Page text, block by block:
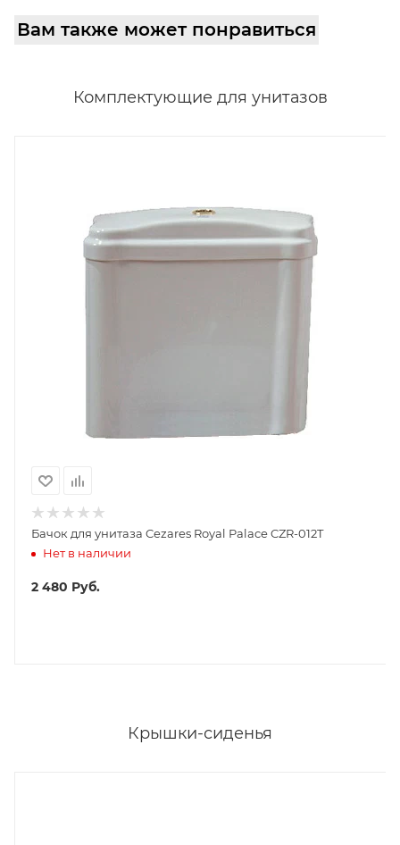
Вам также может понравиться
Комплектующие для унитазов
Бачок для унитаза Cezares Royal Palace CZR-012T
Нет в наличии
2 480 Руб.
Крышки-сиденья